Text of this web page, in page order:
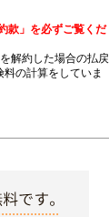
款」を必ずご覧くだ
解約した場合の払戻
の計算をしていま